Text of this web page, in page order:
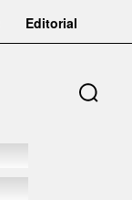
Editorial